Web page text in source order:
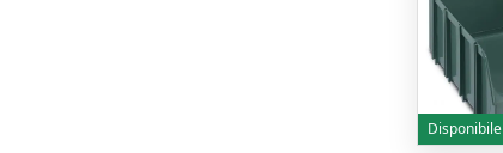
Disponibile